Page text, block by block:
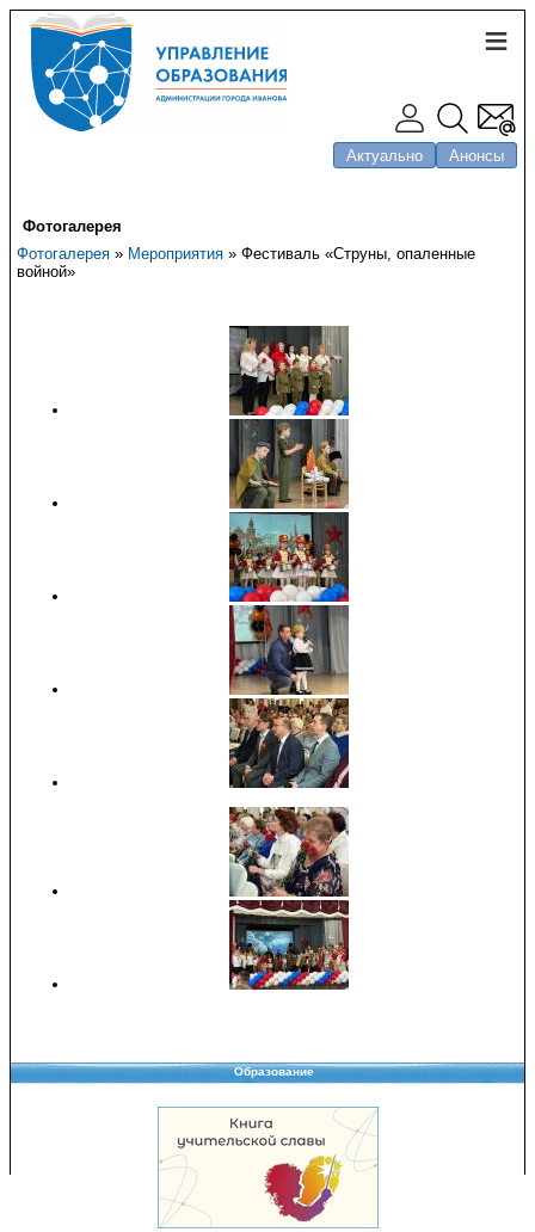
Актуально Анонсы
Фотогалерея
Фотогалерея » Мероприятия » Фестиваль «Струны, опаленные
войной»
Образование
Copyright © 2008-2026 Управление образования
Перепечатка и использование материалов возможны только с разрешения
Управления образования.
103,957,897 уникальных посетителей